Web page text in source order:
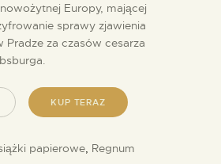
Europy, mającej
sprawy zjawienia
Pradze za czasów cesarza
KUP TERAZ
papierowe, Regnum